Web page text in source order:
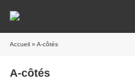
Accueil » A-côtés
A-côtés